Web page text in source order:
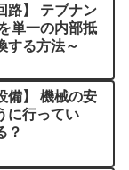
路】 テブナン
単一の内部抵
する方法～
備】 機械の安
に行ってい
？